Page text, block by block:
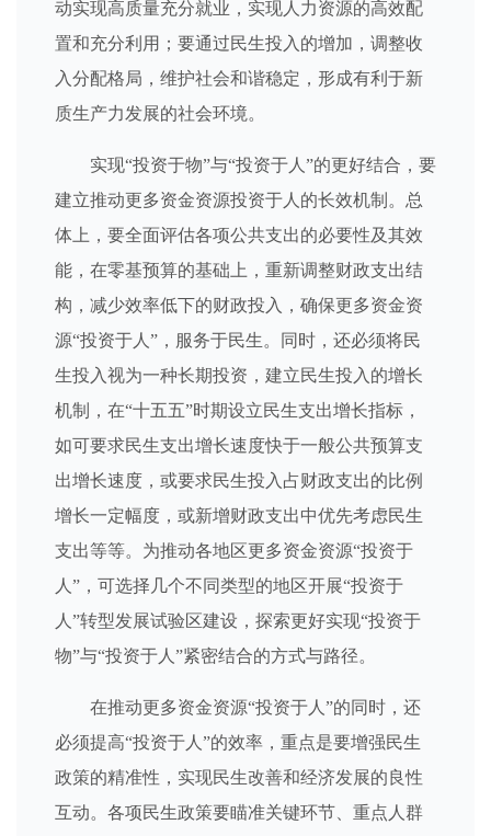
动实现高质量充分就业，实现人力资源的高效配
置和充分利用；要通过民生投入的增加，调整收
入分配格局，维护社会和谐稳定，形成有利于新
质生产力发展的社会环境。
实现“投资于物”与“投资于人”的更好结合，要
建立推动更多资金资源投资于人的长效机制。总
体上，要全面评估各项公共支出的必要性及其效
能，在零基预算的基础上，重新调整财政支出结
构，减少效率低下的财政投入，确保更多资金资
源“投资于人”，服务于民生。同时，还必须将民
生投入视为一种长期投资，建立民生投入的增长
机制，在“十五五”时期设立民生支出增长指标，
如可要求民生支出增长速度快于一般公共预算支
出增长速度，或要求民生投入占财政支出的比例
增长一定幅度，或新增财政支出中优先考虑民生
支出等等。为推动各地区更多资金资源“投资于
人”，可选择几个不同类型的地区开展“投资于
人”转型发展试验区建设，探索更好实现“投资于
物”与“投资于人”紧密结合的方式与路径。
在推动更多资金资源“投资于人”的同时，还
必须提高“投资于人”的效率，重点是要增强民生
政策的精准性，实现民生改善和经济发展的良性
互动。各项民生政策要瞄准关键环节、重点人群